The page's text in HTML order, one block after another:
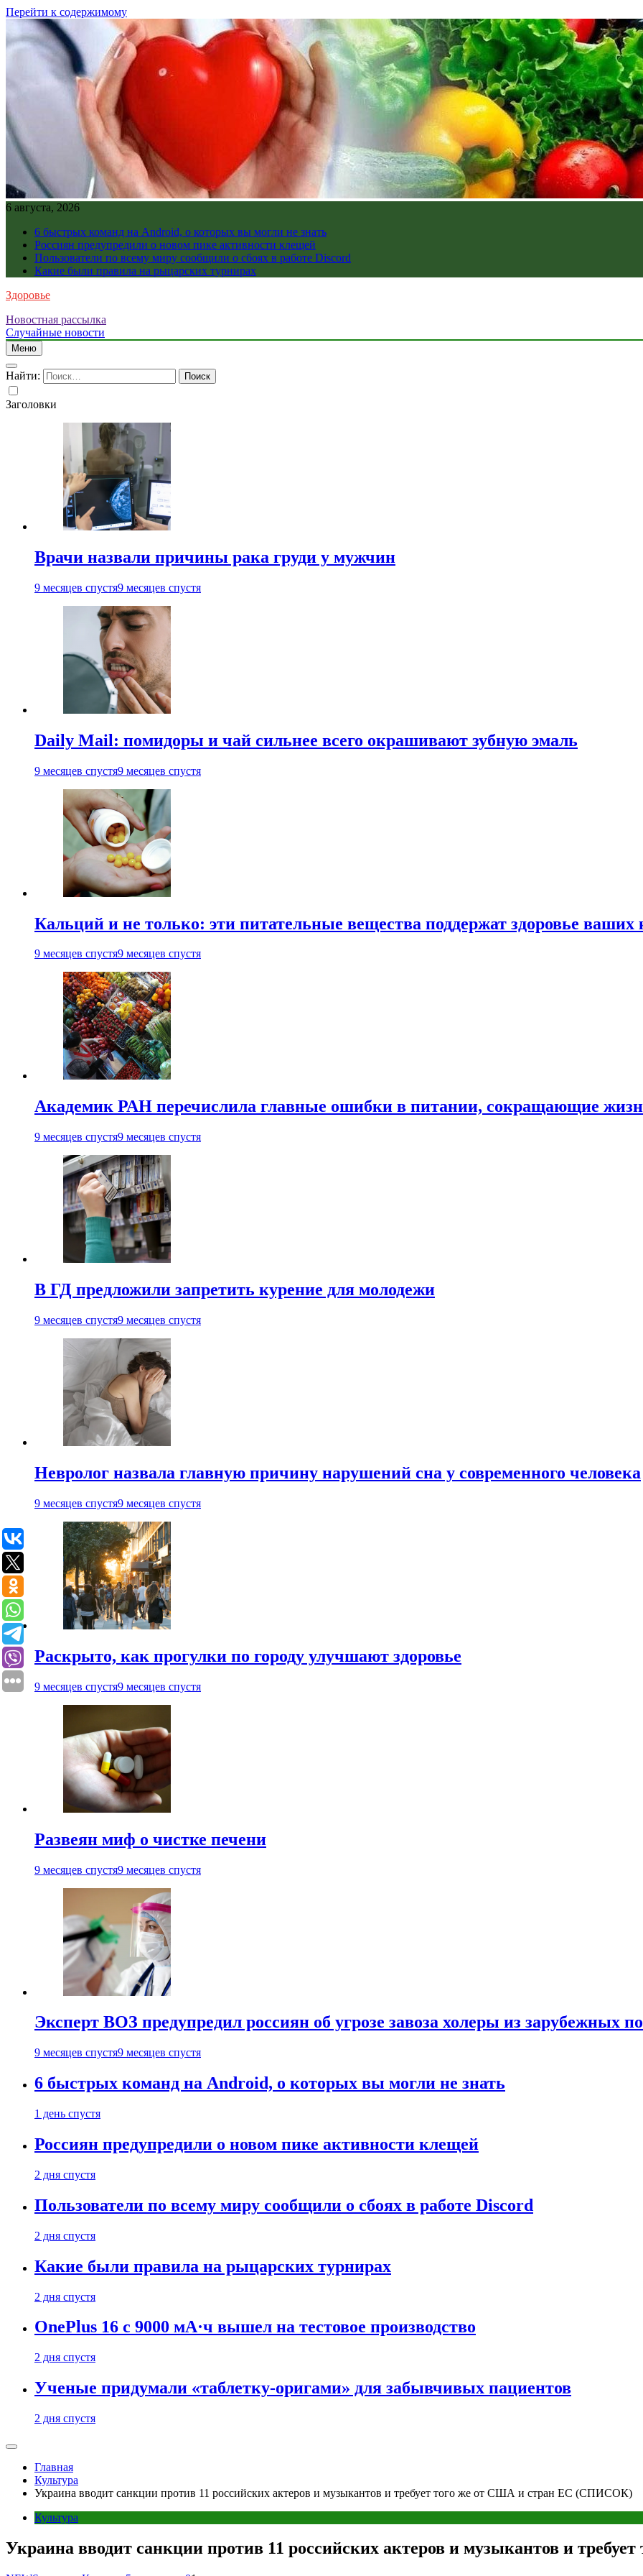
Перейти к содержимому
6 августа, 2026
6 быстрых команд на Android, о которых вы могли не знать
Россиян предупредили о новом пике активности клещей
Пользователи по всему миру сообщили о сбоях в работе Discord
Какие были правила на рыцарских турнирах
Здоровье
Новостная рассылка
Случайные новости
Меню
Найти:
Заголовки
Врачи назвали причины рака груди у мужчин
9 месяцев спустя9 месяцев спустя
Daily Mail: помидоры и чай сильнее всего окрашивают зубную эмаль
9 месяцев спустя9 месяцев спустя
Кальций и не только: эти питательные вещества поддержат здоровье ваших
9 месяцев спустя9 месяцев спустя
Академик РАН перечислила главные ошибки в питании, сокращающие
9 месяцев спустя9 месяцев спустя
В ГД предложили запретить курение для молодежи
9 месяцев спустя9 месяцев спустя
Невролог назвала главную причину нарушений сна у современного человека
9 месяцев спустя9 месяцев спустя
Раскрыто, как прогулки по городу улучшают здоровье
9 месяцев спустя9 месяцев спустя
Развеян миф о чистке печени
9 месяцев спустя9 месяцев спустя
Эксперт ВОЗ предупредил россиян об угрозе завоза холеры из зарубежных
9 месяцев спустя9 месяцев спустя
6 быстрых команд на Android, о которых вы могли не знать
1 день спустя
Россиян предупредили о новом пике активности клещей
2 дня спустя
Пользователи по всему миру сообщили о сбоях в работе Discord
2 дня спустя
Какие были правила на рыцарских турнирах
2 дня спустя
OnePlus 16 с 9000 мА·ч вышел на тестовое производство
2 дня спустя
Ученые придумали «таблетку-оригами» для забывчивых пациентов
2 дня спустя
Главная
Культура
Украина вводит санкции против 11 российских актеров и музыкантов и требует того же от США и стран ЕС (СПИСОК)
Культура
Украина вводит санкции против 11 российских актеров и музыкантов и